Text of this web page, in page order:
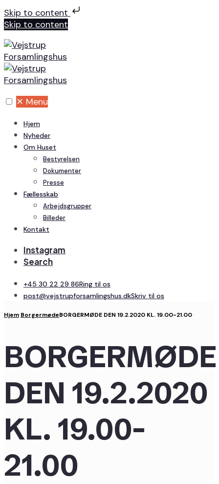
Skip to content
Skip to content
✕ Menu
Hjem
Nyheder
Om Huset
Bestyrelsen
Dokumenter
Presse
Fællesskab
Arbejdsgrupper
Billeder
Kontakt
Instagram
Search
+45 30 22 29 86Ring til os
post@vejstrupforsamlingshus.dkSkriv til os
Hjem BorgermødeBORGERMØDE DEN 19.2.2020 KL. 19.00-21.00
BORGERMØDE
DEN 19.2.2020
KL. 19.00-
21.00